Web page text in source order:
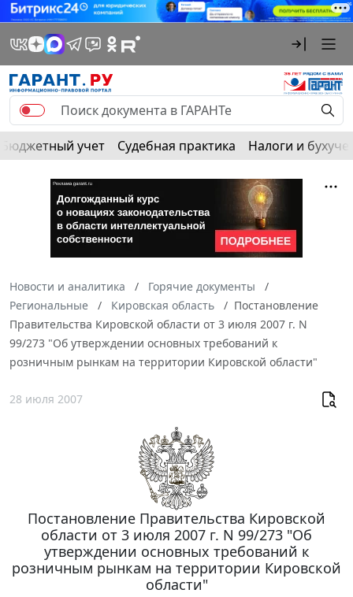
Бюджетный учет Судебная практика Налоги и
Новости и аналитика
Горячие документы
Региональные
Кировская область
Постановление
Правительства Кировской области от 3 июля 2007 г. N
99/273 "Об утверждении основных требований к
розничным рынкам на территории Кировской области"
28 июля 2007
Постановление Правительства Кировской
области от 3 июля 2007 г. N 99/273 "Об
утверждении основных требований к
розничным рынкам на территории Кировской
области"